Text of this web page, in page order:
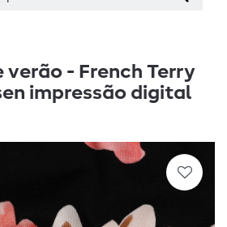
verão - French Terry
impressão digital